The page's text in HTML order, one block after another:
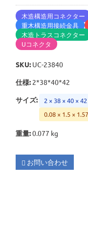
木造構造用コネクター
重木構造用接続金具
木造トラスコネクター
Uコネクタ
SKU: UC-23840
仕様: 2*38*40*42
サイズ:
2 × 38 × 40 ×
0.08 × 1.5 ×
重量:0.077 kg
お問い合わせ